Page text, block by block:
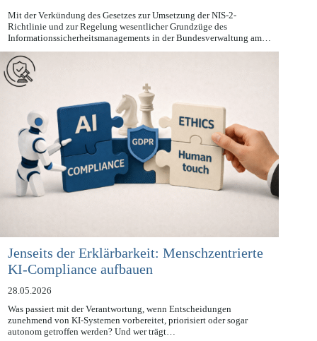
29.05.2026
Mit der Verkündung des Gesetzes zur Umsetzung der NIS-2-
Richtlinie und zur Regelung wesentlicher Grundzüge des
Informationssicherheitsmanagements in der Bundesverwaltung am…
Jenseits der Erklärbarkeit: Menschzentrierte
KI-Compliance aufbauen
28.05.2026
Was passiert mit der Verantwortung, wenn Entscheidungen
zunehmend von KI-Systemen vorbereitet, priorisiert oder sogar